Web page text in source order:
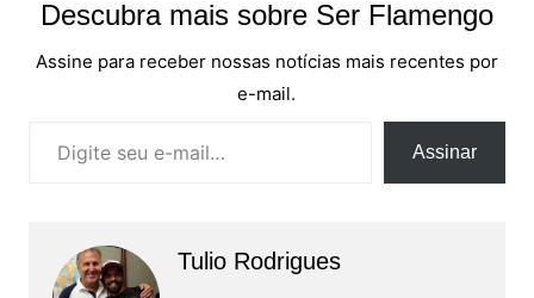
Descubra mais sobre Ser Flamengo
Assine para receber nossas notícias mais recentes por
e-mail.
Assinar
Tulio Rodrigues